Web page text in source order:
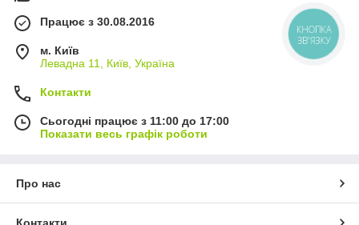
Працює з 30.08.2016
м. Київ
Левадна 11, Київ, Україна
Контакти
Сьогодні працює з 11:00 до 17:00
Показати весь графік роботи
Про нас
Контакти
КНОПКА
ЗВ'ЯЗКУ